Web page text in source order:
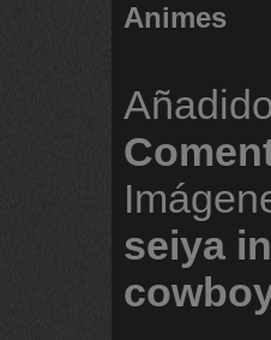
Animes
seiya